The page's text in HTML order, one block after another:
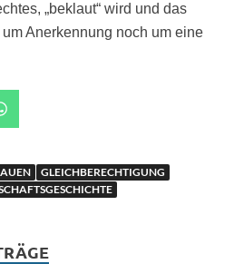
„beklaut“ wird und das
Anerkennung noch um eine
W
h
s
A
p
GLEICHBERECHTIGUNG